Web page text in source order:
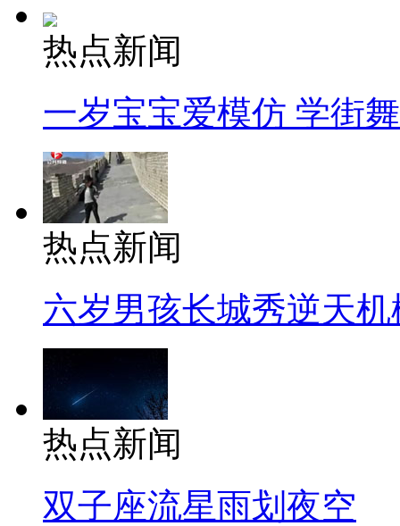
热点新闻
一岁宝宝爱模仿 学街
热点新闻
六岁男孩长城秀逆天机
热点新闻
双子座流星雨划夜空